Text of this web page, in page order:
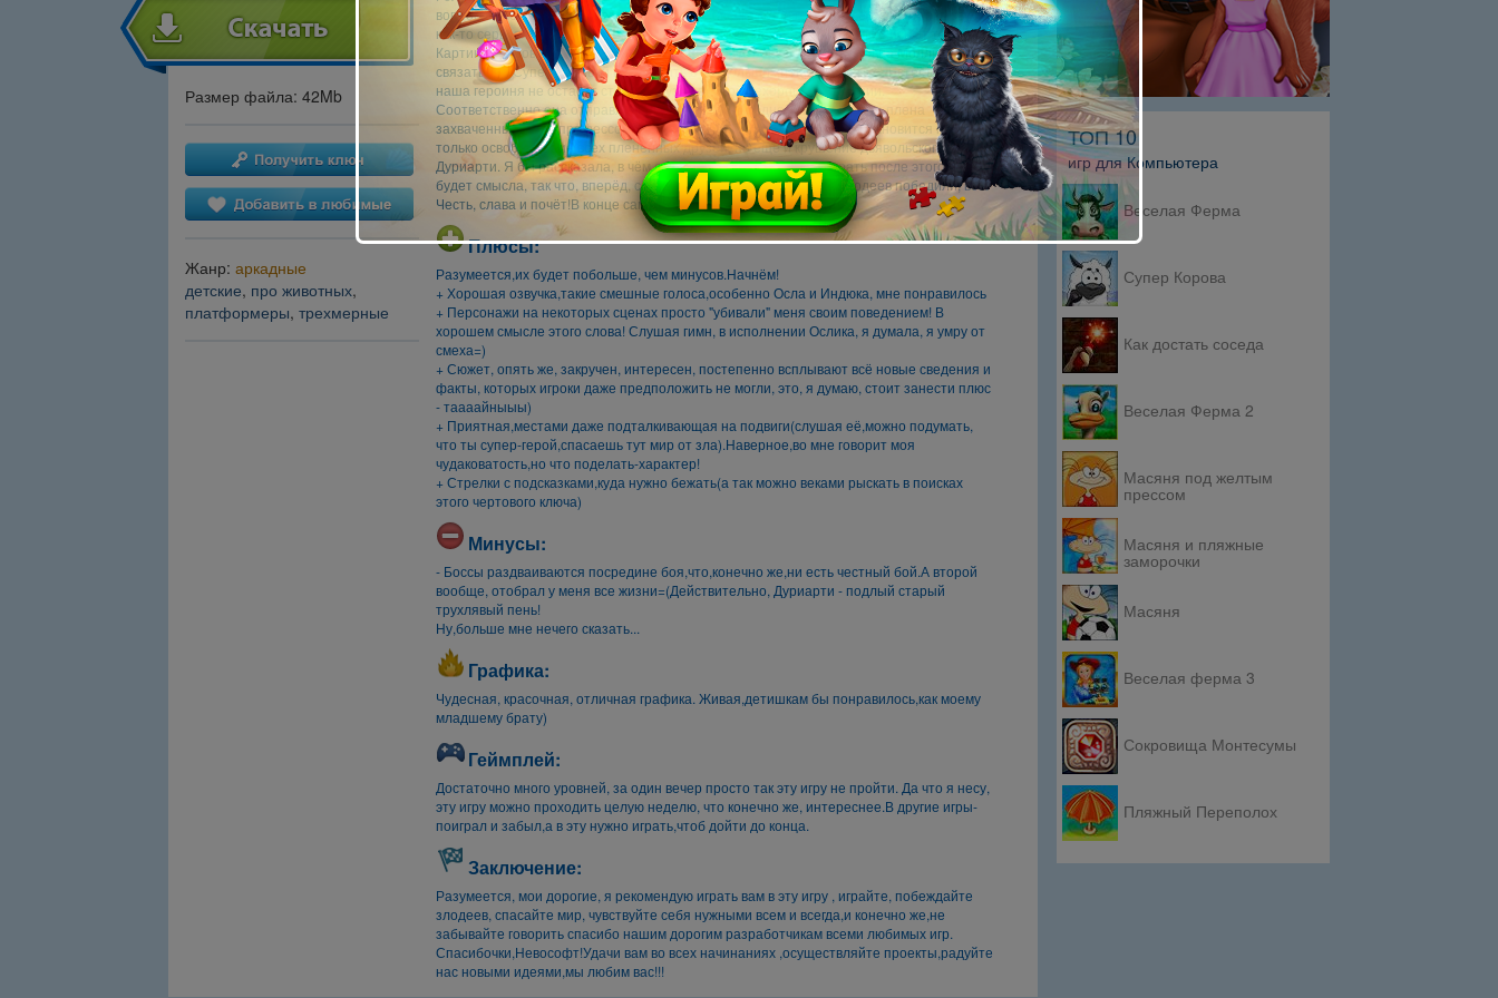
Размер файла: 42Mb
Жанр: аркадные
детские, про животных,
платформеры, трехмерные
вопрос, почему именно корова? Почему не овечка? Или коза? Наверное, корова звучит
как-то серьёзнее,да простят меня разработчики. Ну, да ладно, отвлеклись от темы.
Картина становится хоть немного ясна хотя бы с первых уровней. Овца Молли сумела
связаться с Супер Коровой и сообщить о "небольших неприятностях". Естественно,
наша героиня не оставит старых друзей в такой нехорошей ситуации.
Соответственно,она отправляется в путь, поочерёдно освобождая из плена
захваченных злым профессором зверюшек. Целью Супер Коровы становится не
только освобождение всех пленённых друзей, но ещё и крушение дьявольского плана
Дуриарти. Я бы рассказала, в чём он заключается, но, боюсь,играть после этого уже не
будет смысла, так что, вперёд, скачали, поиграли, спасли всех, злодеев победили, всё!
Честь, слава и почёт!В конце самое интересное, отвечаю!=)
Плюсы:
Разумеется,их будет побольше, чем минусов.Начнём!
+ Хорошая озвучка,такие смешные голоса,особенно Осла и Индюка, мне понравилось
+ Персонажи на некоторых сценах просто "убивали" меня своим поведением! В
хорошем смысле этого слова! Слушая гимн, в исполнении Ослика, я думала, я умру от
смеха=)
+ Сюжет, опять же, закручен, интересен, постепенно всплывают всё новые сведения и
факты, которых игроки даже предположить не могли, это, я думаю, стоит занести плюс
- таааайныыы)
+ Приятная,местами даже подталкивающая на подвиги(слушая её,можно подумать,
что ты супер-герой,спасаешь тут мир от зла).Наверное,во мне говорит моя
чудаковатость,но что поделать-характер!
+ Стрелки с подсказками,куда нужно бежать(а так можно веками рыскать в поисках
этого чертового ключа)
Минусы:
- Боссы раздваиваются посредине боя,что,конечно же,ни есть честный бой.А второй
вообще, отобрал у меня все жизни=(Действительно, Дуриарти - подлый старый
трухлявый пень!
Ну,больше мне нечего сказать...
Графика:
Чудесная, красочная, отличная графика. Живая,детишкам бы понравилось,как моему
младшему брату)
Геймплей:
Достаточно много уровней, за один вечер просто так эту игру не пройти. Да что я несу,
эту игру можно проходить целую неделю, что конечно же, интереснее.В другие игры-
поиграл и забыл,а в эту нужно играть,чтоб дойти до конца.
Заключение:
Разумеется, мои дорогие, я рекомендую играть вам в эту игру , играйте, побеждайте
злодеев, спасайте мир, чувствуйте себя нужными всем и всегда,и конечно же,не
забывайте говорить спасибо нашим дорогим разработчикам всеми любимых игр.
Спасибочки,Невософт!Удачи вам во всех начинаниях ,осуществляйте проекты,радуйте
нас новыми идеями,мы любим вас!!!
ТОП 10
игр для Компьютера
Веселая Ферма
Супер Корова
Как достать соседа
Веселая Ферма 2
Масяня под желтым
прессом
Масяня и пляжные
заморочки
Масяня
Веселая ферма 3
Сокровища Монтесумы
Пляжный Переполох